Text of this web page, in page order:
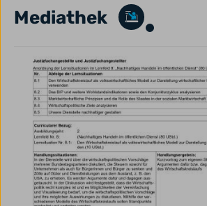
Mediathek